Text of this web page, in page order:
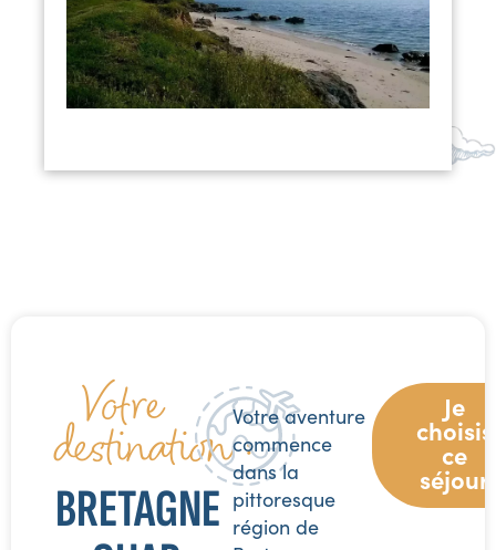
Votre
destination :
BRETAGNE
Votre aventure
commence
dans la
pittoresque
région de
Je
choisis
ce
séjour